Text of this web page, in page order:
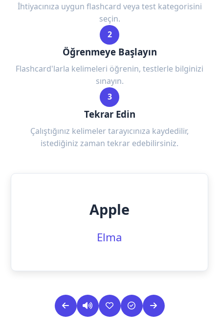
İhtiyacınıza uygun flashcard veya test kategorisini
seçin.
2
Öğrenmeye Başlayın
Flashcard'larla kelimeleri öğrenin, testlerle bilginizi
sınayın.
3
Tekrar Edin
Çalıştığınız kelimeler tarayıcınıza kaydedilir,
istediğiniz zaman tekrar edebilirsiniz.
Apple
Elma